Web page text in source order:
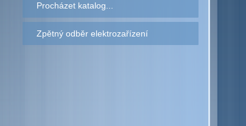
Procházet katalog...
Zpětný odběr elektrozařízení